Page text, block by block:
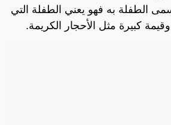
الطفلة به فهو يعني الطفلة التي
وقيمة كبيرة مثل الأحجار الكريمة.